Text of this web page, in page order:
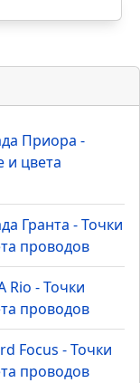
Приора -
и цвета
Гранта - Точки
проводов
Rio - Точки
проводов
Focus - Точки
проводов